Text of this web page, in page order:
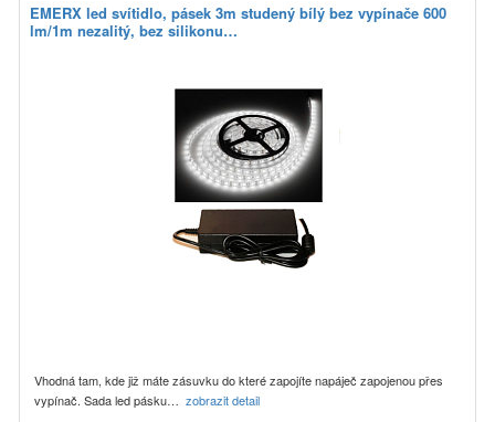
EMERX led svítidlo, pásek 3m studený bílý bez vypínače 600
lm/1m nezalitý, bez silikonu…
Vhodná tam, kde již máte zásuvku do které zapojíte napáječ zapojenou přes
vypínač. Sada led pásku… zobrazit detail